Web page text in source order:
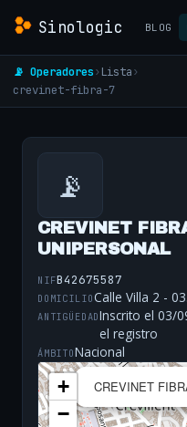
Sinologic BLOG
📡 Operadores› Lista›
crevinet-fibra-7
📡
CREVINET
UNIPERSONAL
NIFB42675587
DOMICILIOCalle Villa 2 -
ANTIGÜEDADInscrito el 03/
el registro
ÁMBITONacional
CREVINET
+
−